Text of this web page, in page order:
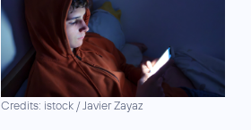
Credits: istock / Javier Zayaz